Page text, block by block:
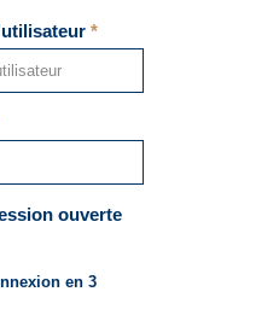
*
ouverte
en 3